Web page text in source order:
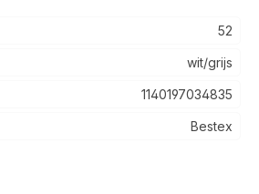
52
wit/grijs
1140197034835
Bestex